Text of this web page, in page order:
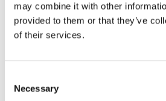
may combine it with other
provided to them or that they’ve
of their services.
Selection
Necessary